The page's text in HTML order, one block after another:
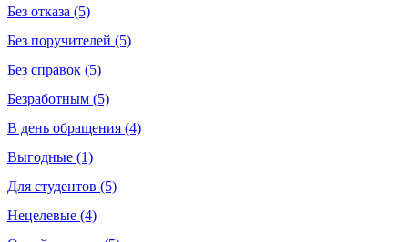
Без отказа (5)
Без поручителей (5)
Без справок (5)
Безработным (5)
В день обращения (4)
Выгодные (1)
Для студентов (5)
Нецелевые (4)